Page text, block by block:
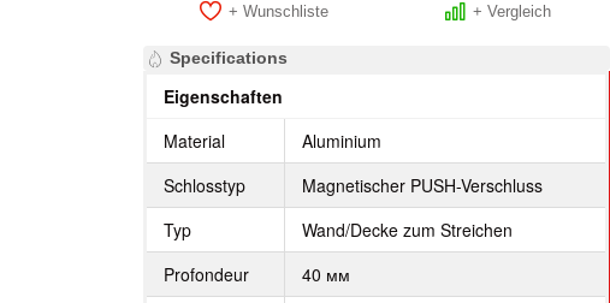
+ Wunschliste + Vergleich
Specifications
Eigenschaften
Material
Aluminium
Schlosstyp
Magnetischer PUSH-Verschluss
Typ
Wand/Decke zum Streichen
Profondeur
40 мм